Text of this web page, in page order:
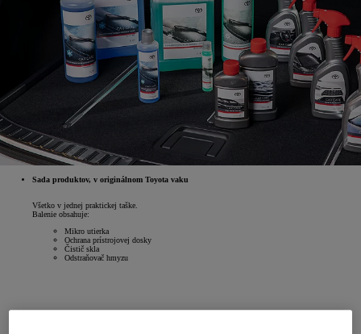
Sada produktov, v originálnom Toyota vaku
Všetko v jednej praktickej taške.
Balenie obsahuje:
Mikro utierka
Ochrana prístrojovej dosky
Čistič skla
Odstraňovač hmyzu